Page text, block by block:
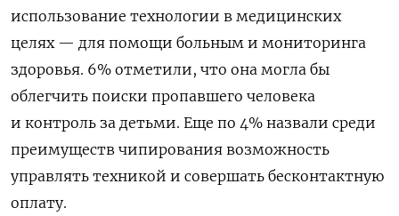
использование технологии в медицинских
целях — для помощи больным и мониторинга
здоровья. 6% отметили, что она могла бы
облегчить поиски пропавшего человека
и контроль за детьми. Еще по 4% назвали среди
преимуществ чипирования возможность
управлять техникой и совершать бесконтактную
оплату.